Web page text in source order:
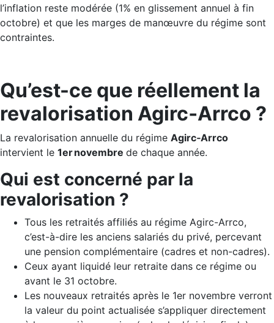
l’inflation reste modérée (1% en glissement annuel à fin
octobre) et que les marges de manœuvre du régime sont
contraintes.
Qu’est-ce que réellement la
revalorisation Agirc‑Arrco ?
La revalorisation annuelle du régime Agirc‑Arrco
intervient le 1ernovembre de chaque année.
Qui est concerné par la
revalorisation ?
Tous les retraités affiliés au régime Agirc-Arrco,
c’est-à-dire les anciens salariés du privé, percevant
une pension complémentaire (cadres et non-cadres).
Ceux ayant liquidé leur retraite dans ce régime ou
avant le 31 octobre.
Les nouveaux retraités après le 1er novembre verront
la valeur du point actualisée s’appliquer directement